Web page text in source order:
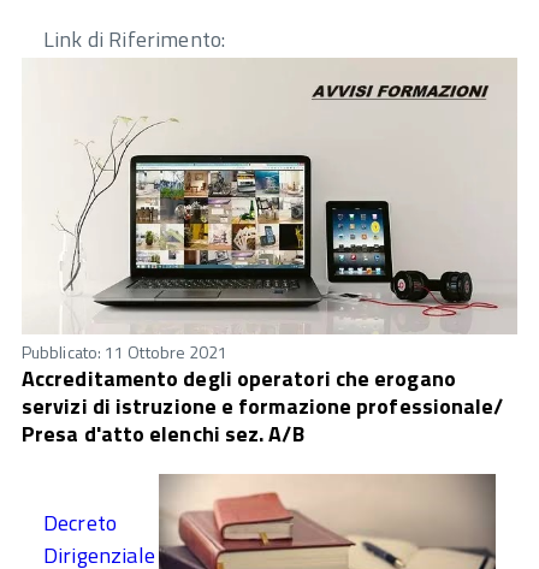
Link di Riferimento:
Pubblicato: 11 Ottobre 2021
Accreditamento degli operatori che erogano
servizi di istruzione e formazione professionale/
Presa d'atto elenchi sez. A/B
Decreto
Dirigenziale